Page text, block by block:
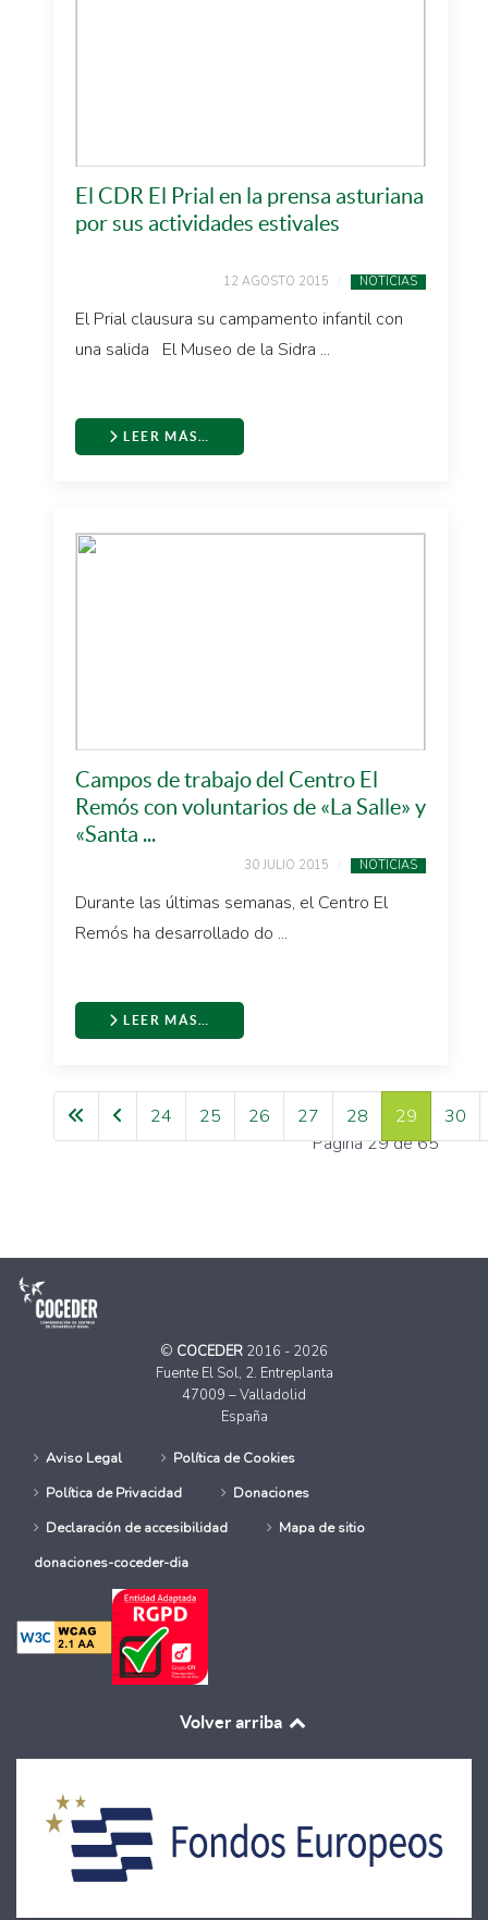
El CDR El Prial en la prensa asturiana
por sus actividades estivales
12 AGOSTO 2015 NOTICIAS
El Prial clausura su campamento infantil con
una salida El Museo de la Sidra ...
LEER MÁS…
Campos de trabajo del Centro El
Remós con voluntarios de «La Salle» y
«Santa ...
30 JULIO 2015 NOTICIAS
Durante las últimas semanas, el Centro El
Remós ha desarrollado do ...
LEER MÁS…
Página 29 de 65
24 25 26 27 28 29 30
© COCEDER 2016 - 2026
Fuente El Sol, 2. Entreplanta
47009 – Valladolid
España
Aviso Legal
Política de Cookies
Política de Privacidad
Donaciones
Declaración de accesibilidad
Mapa de sitio
donaciones-coceder-dia
Volver arriba